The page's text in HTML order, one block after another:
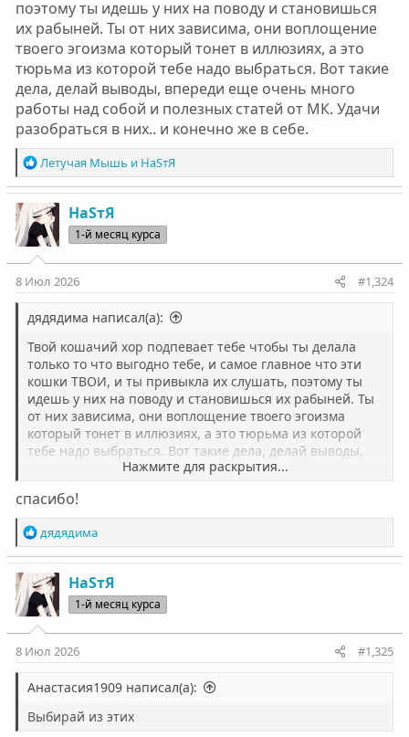
поэтому ты идешь у них на поводу и становишься
их рабыней. Ты от них зависима, они воплощение
твоего эгоизма который тонет в иллюзиях, а это
тюрьма из которой тебе надо выбраться. Вот такие
дела, делай выводы, впереди еще очень много
работы над собой и полезных статей от МК. Удачи
разобраться в них.. и конечно же в себе.
Р
е
а
к
ц
и
и
:
Летучая Мышь и НаSтЯ
НаSтЯ
1-й месяц курса
8 Июл 2026 #1,324
дядядима написал(а):
Твой кошачий хор подпевает тебе чтобы ты делала
только то что выгодно тебе, и самое главное что эти
кошки ТВОИ, и ты привыкла их слушать, поэтому ты
идешь у них на поводу и становишься их рабыней. Ты
от них зависима, они воплощение твоего эгоизма
который тонет в иллюзиях, а это тюрьма из которой
тебе надо выбраться. Вот такие дела, делай выводы,
впереди еще очень много работы над собой и
конечно же в себе.
Нажмите для раскрытия...
спасибо!
Р
е
а
к
ц
и
и
:
дядядима
НаSтЯ
1-й месяц курса
8 Июл 2026 #1,325
Анастасия1909 написал(а):
Выбирай из этих